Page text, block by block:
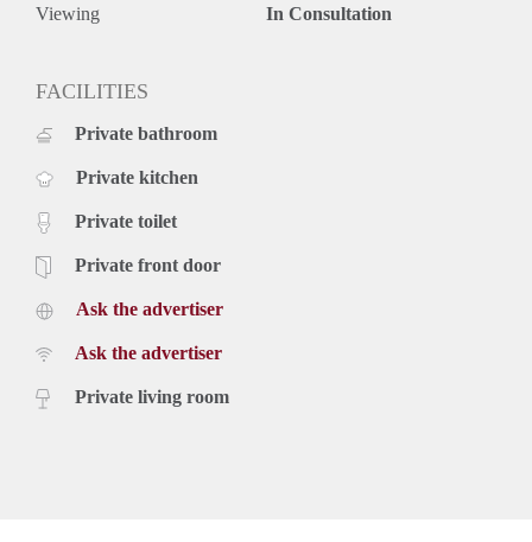
Beschikbaar per : 15-07-2025
Kamers : 3
Woon-eetkamer : 1
Berging : nvt
Buurten : Binnenstad
Energielabel : A
Huisdieren : in overleg
Interieur : Gemeubileerd
Borg : € 1.584,-
Viewing In Consultation
FACILITIES
Private bathroom
Private kitchen
Private toilet
Private front door
Ask the advertiser
Ask the advertiser
Private living room